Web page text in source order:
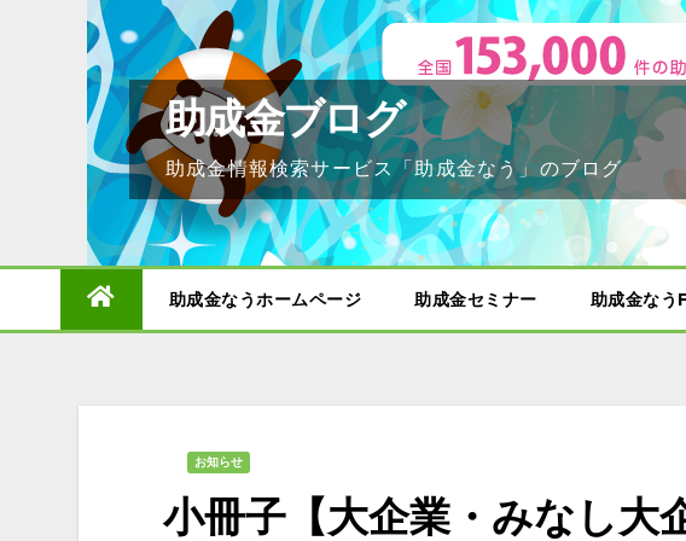
助成金ブログ
助成金情報検索サービス「助成金なう」のブログ
助成金なうホームページ 助成金セミナー 助成金な
お知らせ
小冊子【大企業・みなし大